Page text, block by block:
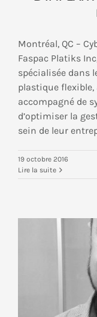
Montréal, QC –
Faspac Platiks
spécialisée dans
plastique flexible,
accompagné de
d’optimiser la
sein de leur
19 octobre 2016
Lire la suite